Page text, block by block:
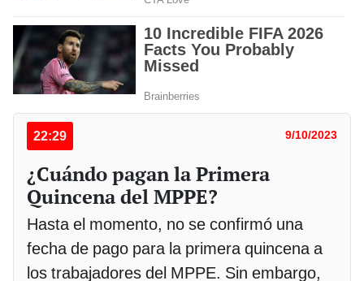
22:29 9/10/2023
¿Cuándo pagan la Primera
Quincena del MPPE?
Hasta el momento, no se confirmó una
fecha de pago para la primera quincena a
los trabajadores del MPPE. Sin embargo,